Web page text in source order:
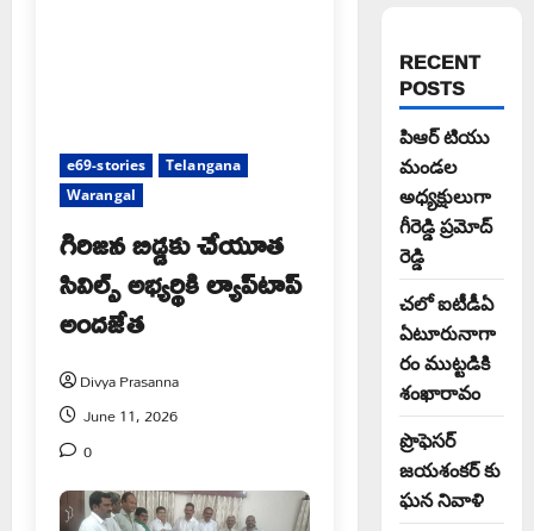
e69-stories
Telangana
Warangal
గిరిజన బిడ్డకు చేయూత
సివిల్స్ అభ్యర్థికి ల్యాప్‌టాప్
అందజేత
Divya Prasanna
June 11, 2026
0
RECENT
POSTS
పిఆర్ టియు
మండల
అధ్యక్షులుగా
గీరెడ్డి ప్రమోద్
రెడ్డి
చలో ఐటీడీఏ
ఏటూరునాగా
రం ముట్టడికి
శంఖారావం
ప్రొఫెసర్
జయశంకర్ కు
ఘన నివాళి